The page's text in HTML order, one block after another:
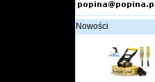
Nowości